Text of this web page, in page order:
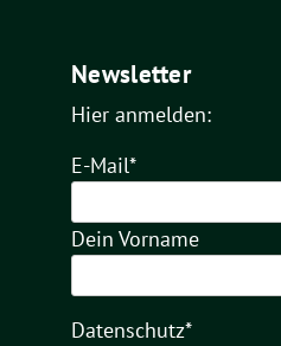
Newsletter
Hier anmelden:
E-Mail*
Dein Vorname
Datenschutz*